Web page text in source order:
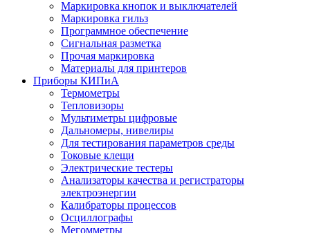
Маркировка кнопок и выключателей
Маркировка гильз
Программное обеспечение
Сигнальная разметка
Прочая маркировка
Материалы для принтеров
Приборы КИПиА
Термометры
Тепловизоры
Мультиметры цифровые
Дальномеры, нивелиры
Для тестирования параметров среды
Токовые клещи
Электрические тестеры
Анализаторы качества и регистраторы
электроэнергии
Калибраторы процессов
Осциллографы
Мегомметры